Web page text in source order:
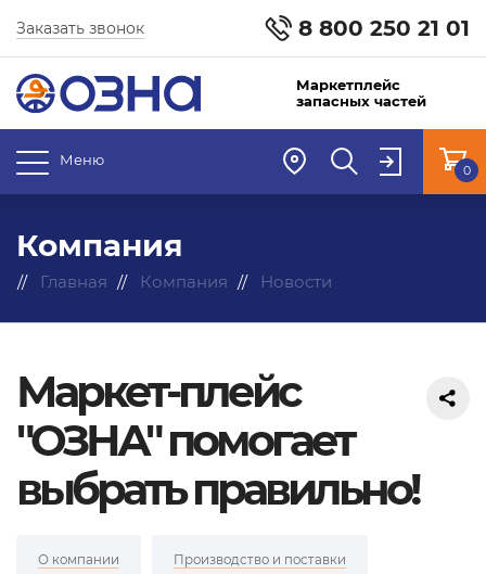
8 800 250 21 01
Заказать звонок
Маркетплейс
запасных частей
Меню
0
Компания
Главная Компания Новости
Маркет-плейс
"ОЗНА" помогает
выбрать правильно!
О компании Производство и поставки